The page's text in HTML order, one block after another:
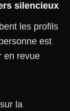
silencieux
les profils
est
en revue
la